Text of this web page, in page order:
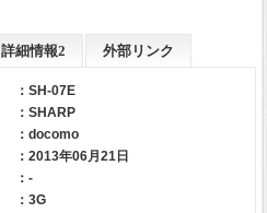
詳細情報2 外部リンク
：SH-07E
： SHARP
： docomo
：2013年06月21日
：-
：3G